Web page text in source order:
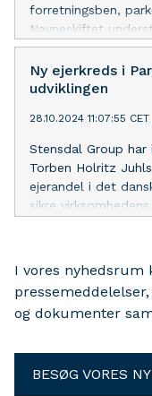
forretningsben,
Navneskiftet
virksomheden er
Ny ejerkreds i
udviklingen
28.10.2024 11:07:55 CET
Stensdal Group
Torben Holritz
ejerandel i det
sikre
I vores nyhedsrum
og dokumenter
BESØG VORES